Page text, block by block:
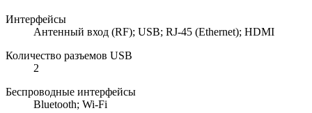
Интерфейсы
Антенный вход (RF); USB; RJ-45 (Ethernet); HDMI
Количество разъемов USB
2
Беспроводные интерфейсы
Bluetooth; Wi-Fi